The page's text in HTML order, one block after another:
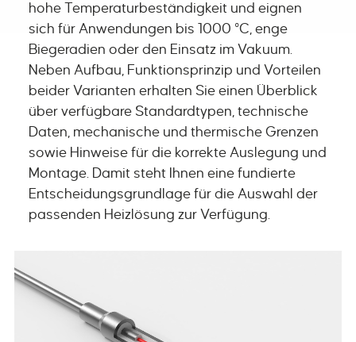
hohe Temperaturbeständigkeit und eignen
sich für Anwendungen bis 1000 °C, enge
Biegeradien oder den Einsatz im Vakuum.
Neben Aufbau, Funktionsprinzip und Vorteilen
beider Varianten erhalten Sie einen Überblick
über verfügbare Standardtypen, technische
Daten, mechanische und thermische Grenzen
sowie Hinweise für die korrekte Auslegung und
Montage. Damit steht Ihnen eine fundierte
Entscheidungsgrundlage für die Auswahl der
passenden Heizlösung zur Verfügung.